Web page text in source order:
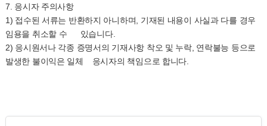
7. 응시자 주의사항
1) 접수된 서류는 반환하지 아니하며, 기재된 내용이 사실과 다를 경우
임용을 취소할 수 있습니다.
2) 응시원서나 각종 증명서의 기재사항 착오 및 누락, 연락불능 등으로
발생한 불이익은 일체 응시자의 책임으로 합니다.